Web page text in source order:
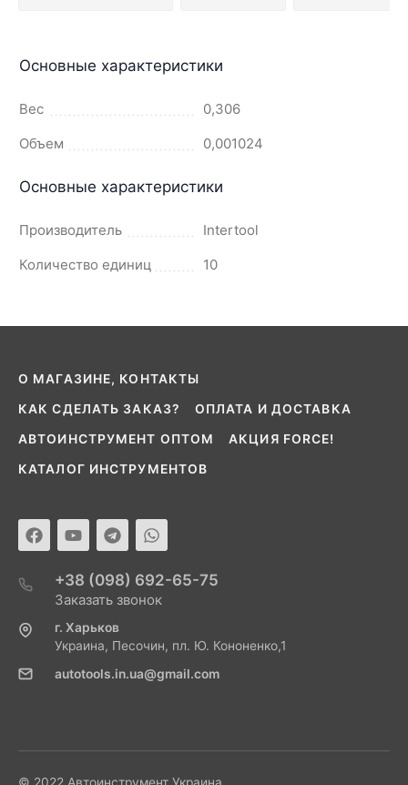
Основные характеристики
Вес
0,306
Объем
0,001024
Основные характеристики
Производитель
Intertool
Количество единиц
10
О МАГАЗИНЕ, КОНТАКТЫ
КАК СДЕЛАТЬ ЗАКАЗ? ОПЛАТА И ДОСТАВКА
АВТОИНСТРУМЕНТ ОПТОМ АКЦИЯ FORCE!
КАТАЛОГ ИНСТРУМЕНТОВ
+38 (098) 692-65-75
Заказать звонок
г. Харьков
Украина, Песочин, пл. Ю. Кононенко,1
autotools.in.ua@gmail.com